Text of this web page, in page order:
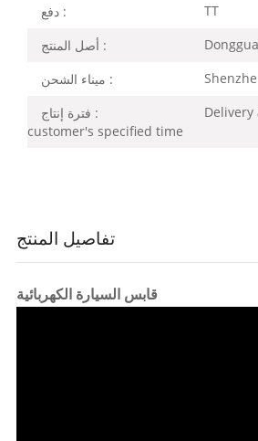
دفع : TT
أصل المنتج :
ميناء الشحن :
فترة إنتاج :
customer's specified time
تفاصيل المنتج
قابس السيارة الكهربائية